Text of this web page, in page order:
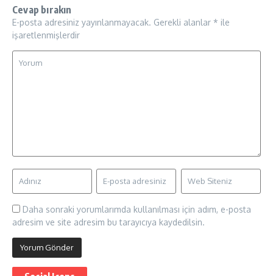
Cevap bırakın
E-posta adresiniz yayınlanmayacak. Gerekli alanlar * ile
işaretlenmişlerdir
Daha sonraki yorumlarımda kullanılması için adım, e-posta
adresim ve site adresim bu tarayıcıya kaydedilsin.